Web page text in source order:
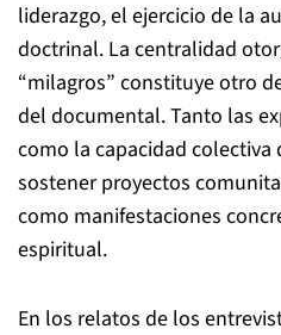
liderazgo, el ejercicio de la
doctrinal. La centralidad
“milagros” constituye otro
del documental. Tanto las
como la capacidad
sostener proyectos
como manifestaciones
espiritual.
En los relatos de los